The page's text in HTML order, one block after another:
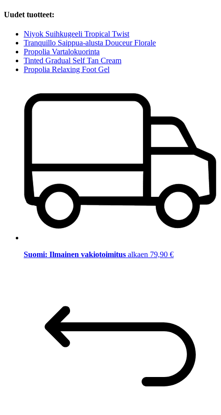
Uudet tuotteet:
Niyok Suihkugeeli Tropical Twist
Tranquillo Saippua-alusta Douceur Florale
Propolia Vartalokuorinta
Tinted Gradual Self Tan Cream
Propolia Relaxing Foot Gel
Suomi: Ilmainen vakiotoimitus alkaen 79,90 €